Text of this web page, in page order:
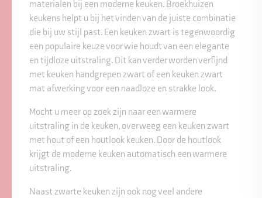
materialen bij een moderne keuken. Broekhuizen
keukens helpt u bij het vinden van de juiste combinatie
die bij uw stijl past. Een keuken zwart is tegenwoordig
een populaire keuze voor wie houdt van een elegante
en tijdloze uitstraling. Dit kan verder worden verfijnd
met keuken handgrepen zwart of een keuken zwart
mat afwerking voor een naadloze en strakke look.
Mocht u meer op zoek zijn naar een warmere
uitstraling in de keuken, overweeg een keuken zwart
met hout of een houtlook keuken. Door de houtlook
krijgt de moderne keuken automatisch een warmere
uitstraling.
Naast zwarte keuken zijn ook nog veel andere